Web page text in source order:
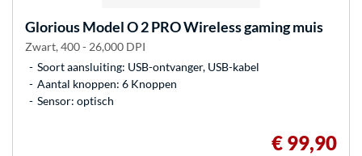
GloriousModel O 2 PRO Wireless gaming muis
Zwart, 400 - 26,000 DPI
Soort aansluiting: USB-ontvanger, USB-kabel
Aantal knoppen: 6 Knoppen
Sensor: optisch
€ 99,90